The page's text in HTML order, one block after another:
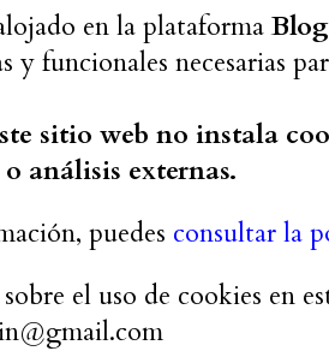
en la plataforma
y funcionales necesarias
sitio web no instala
análisis externas.
puedes consultar la
el uso de cookies en